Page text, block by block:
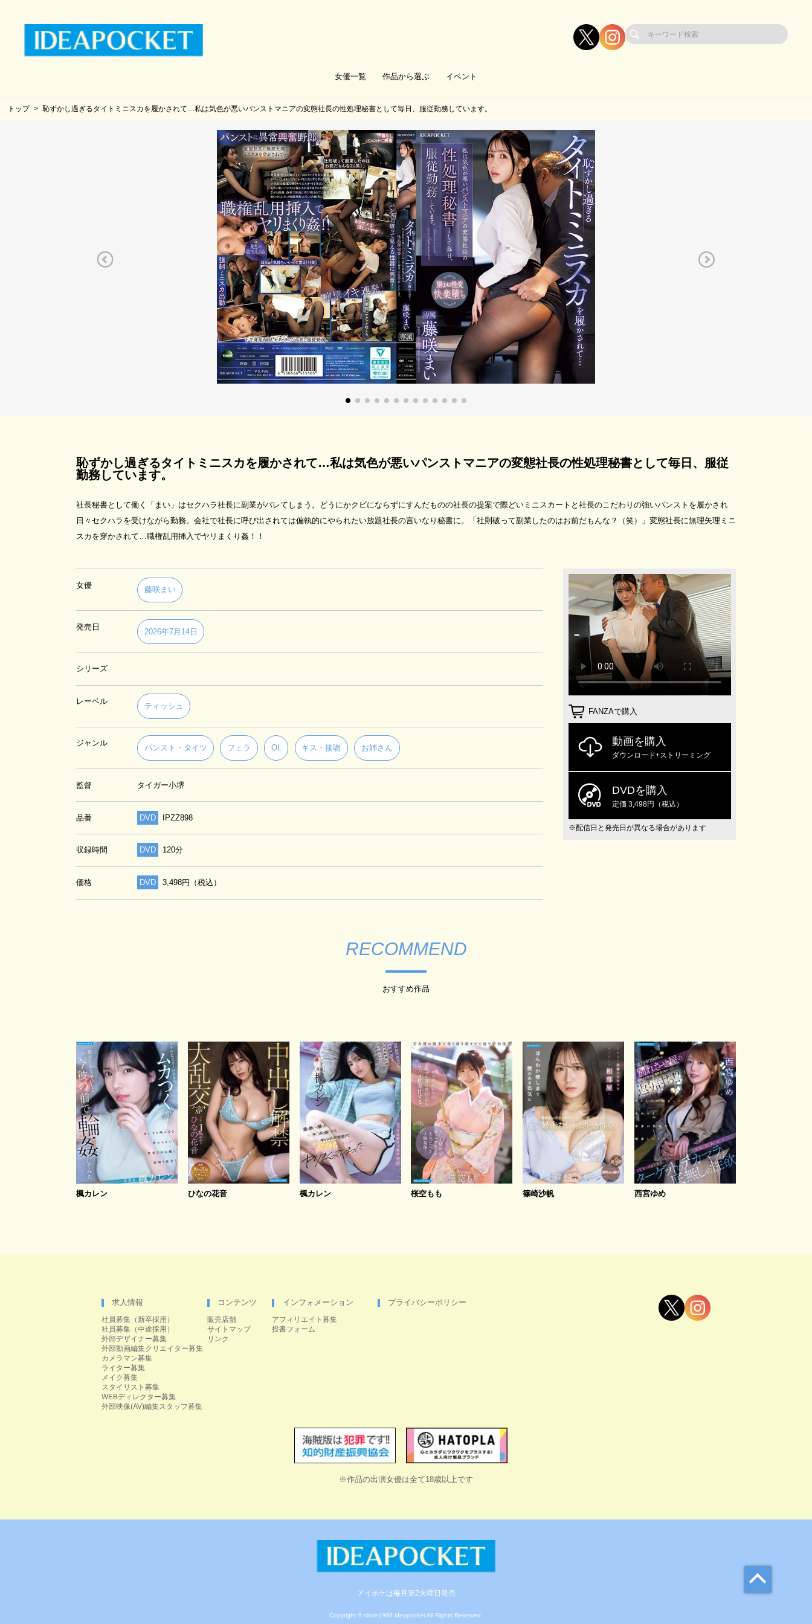
女優一覧 作品から選ぶ イベント
トップ 恥ずかし過ぎるタイトミニスカを履かされて…私は気色が悪いパンストマニアの変態社長の性処理秘書として毎日、服従勤務しています。
恥ずかし過ぎるタイトミニスカを履かされて…私は気色が悪いパンストマニアの変態社長の性処理秘書として毎日、服従
勤務しています。
社長秘書として働く「まい」はセクハラ社長に副業がバレてしまう。どうにかクビにならずにすんだものの社長の提案で際どいミニスカートと社長のこだわりの強いパンストを履かされ
日々セクハラを受けながら勤務。会社で社長に呼び出されては偏執的にやられたい放題社長の言いなり秘書に。「社則破って副業したのはお前だもんな？（笑）」変態社長に無理矢理ミニ
スカを穿かされて…職権乱用挿入でヤリまくり姦！！
女優
藤咲まい
発売日
2026年7月14日
シリーズ
レーベル
ティッシュ
ジャンル
パンスト・タイツ フェラ OL キス・接吻 お姉さん
監督 タイガー小堺
品番 DVD IPZZ898
収録時間 DVD 120分
価格 DVD 3,498円（税込）
FANZAで購入
動画を購入
ダウンロード+ストリーミング
DVDを購入
定価 3,498円（税込）
※配信日と発売日が異なる場合があります
RECOMMEND
おすすめ作品
楓カレン ひなの花音 楓カレン 桜空もも 篠崎沙帆 西宮ゆめ
求人情報
社員募集（新卒採用）
社員募集（中途採用）
外部デザイナー募集
外部動画編集クリエイター募集
カメラマン募集
ライター募集
メイク募集
スタイリスト募集
WEBディレクター募集
外部映像(AV)編集スタッフ募集
コンテンツ
販売店舗
サイトマップ
リンク
インフォメーション
アフィリエイト募集
投書フォーム
プライバシーポリシー
※作品の出演女優は全て18歳以上です
アイポケは毎月第2火曜日発売
Copyright © since1998 ideapocket All Rights Reserved.